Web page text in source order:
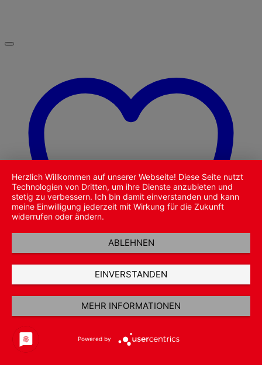
Zu Wunschliste hinzufügen
Schnellansicht
Games Workshop
Terradon Riders
Herzlich Willkommen auf unserer Webseite! Diese Seite nutzt
Technologien von Dritten, um ihre Dienste anzubieten und
stetig zu verbessern. Ich bin damit einverstanden und kann
meine Einwilligung jederzeit mit Wirkung für die Zukunft
widerrufen oder ändern.
ABLEHNEN
EINVERSTANDEN
MEHR INFORMATIONEN
Powered by